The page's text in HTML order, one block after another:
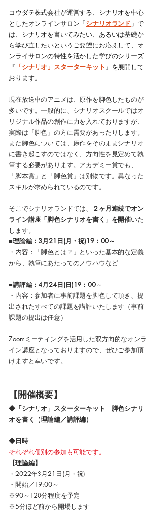
コウダテ株式会社が運営する、シナリオを中心
としたオンラインサロン「シナリオランド 」で
は、シナリオを書いてみたい、あるいは基礎か
ら学び直したいというご要望にお応えして、オ
ンライサロンの特性を活かした学びのシリーズ
『 「シナリオ」スターターキット』を展開して
おります。
現在放送中のアニメは、原作を脚色したものが
多いです。一般的に、シナリオスクールではオ
リジナル作品の創作に力を入れておりますが、
実際は「脚色」の方に需要があったりします。
また脚色については、原作をそのままシナリオ
に書き起こすのではなく、方向性を見定めて執
筆する必要があります。アカデミー賞でも、
「脚本賞」と「脚色賞」は別物です。異なった
スキルが求められているのです。
そこでシナリオランドでは、
２ヶ月連続でオン
ライン講座「脚色シナリオを書く」を開催いた
します。
■理論編：3月21日(月・祝)19：00～
・内容：「脚色とは？」といった基本的な定義
から、執筆にあたってのノウハウなど
■講評編：4月24日(日)19：00～
・内容：参加者に事前課題を脚色して頂き、提
出されたすべての課題を講評いたします（事前
課題の提出は任意）
Zoomミーティングを活用した双方向的なオンラ
イン講座となっておりますので、ぜひご参加頂
けますと幸いです。
【開催概要】
◆「シナリオ」スターターキット　脚色シナリ
オを書く（理論編／講評編）
◆日時
それぞれ個別の参加も可能です。
【理論編】
・2022年3月21日(月・祝)
・開始／19:00～
※90～120分程度を予定
※5分ほど前から開場します